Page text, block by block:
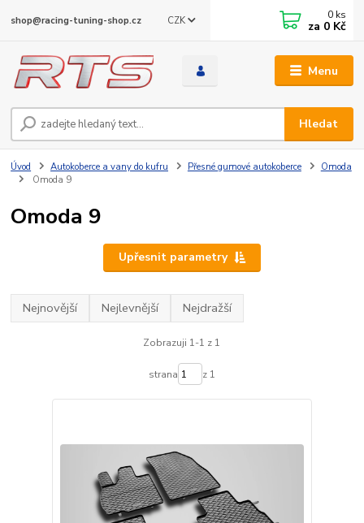
Menu
CZK
Hledat
shop@racing-tuning-shop.cz 0 ks
za 0 Kč
Úvod Autokoberce a vany do kufru Přesné gumové autokoberce
Omoda
Omoda 9
Omoda 9
Upřesnit parametry
Nejnovější Nejlevnější Nejdražší
Zobrazuji 1-1 z 1
strana z 1